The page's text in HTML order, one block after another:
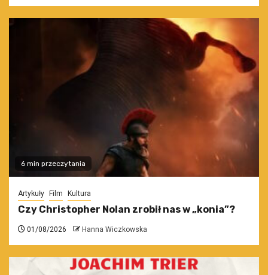
6 min przeczytania
Artykuły Film Kultura
Czy Christopher Nolan zrobił nas w „konia”?
01/08/2026 Hanna Wiczkowska